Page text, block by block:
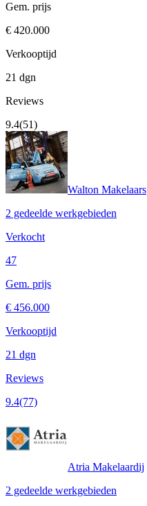
Gem. prijs
€ 420.000
Verkooptijd
21 dgn
Reviews
9.4(51)
Walton Makelaars
2 gedeelde werkgebieden
Verkocht
47
Gem. prijs
€ 456.000
Verkooptijd
21 dgn
Reviews
9.4(77)
Atria Makelaardij
2 gedeelde werkgebieden